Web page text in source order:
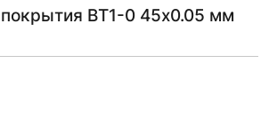
покрытия ВТ1-0 45х0.05 мм